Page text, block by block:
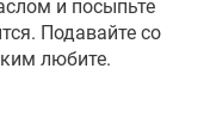
и посыпьте
Подавайте со
любите.